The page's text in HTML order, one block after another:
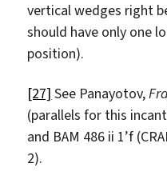
vertical wedges right
should have only one
position).
[27] See Panayotov,
(parallels for this
and BAM 486 ii 1’f
2).